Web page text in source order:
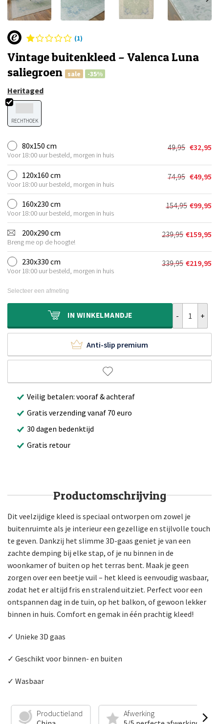
(1)
Vintage buitenkleed – Valenca Luna
saliegroen
sale -35%
Heritaged
RECHTHOEK
80x150 cm
Voor 18:00 uur besteld, morgen in huis
49,95
prijs
was:
€49,95.
€32,95
Huidige
prijs
is:
€32,95.
120x160 cm
Voor 18:00 uur besteld, morgen in huis
74,95
prijs
was:
€74,95.
€49,95
Huidige
prijs
is:
€49,95.
160x230 cm
Voor 18:00 uur besteld, morgen in huis
154,95
prijs
was:
€154,95.
€99,95
Huidige
prijs
is:
€99,95.
200x290 cm
Breng me op de hoogte!
239,95
prijs
was:
€239,95.
€159,95
Huidige
prijs
is:
€159,95.
230x330 cm
Voor 18:00 uur besteld, morgen in huis
339,95 €219,95
Huidige
Selecteer een afmeting
IN WINKELMANDJE
Anti-slip premium
Veilig betalen: vooraf & achteraf
Gratis verzending vanaf 70 euro
30 dagen bedenktijd
Gratis retour
Productomschrijving
Dit veelzijdige kleed is speciaal ontworpen om zowel je
buitenruimte als je interieur een gezellige en stijlvolle touch
te geven. Dankzij het slimme 3D-gaas geniet je van een
zachte demping bij elke stap, of je nu binnen in de
woonkamer of buiten op het terras bent. Maak je geen
zorgen over een beetje vuil – het kleed is eenvoudig wasbaar,
zodat het er altijd fris en stralend uitziet. Perfect voor een
ontspannen dag in de tuin, op het balkon, of gewoon lekker
binnen in huis. Comfort en gemak in één prachtig kleed!
✓ Unieke 3D gaas
✓ Geschikt voor binnen- en buiten
✓ Wasbaar
Productieland
Afwerking